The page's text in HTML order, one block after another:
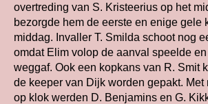
overtreding van S. Kristeerius op het
bezorgde hem de eerste en enige gele
middag. Invaller T. Smilda schoot nog
omdat Elim volop de aanval speelde
weggaf. Ook een kopkans van R. Smit
de keeper van Dijk worden gepakt. Met
op klok werden D. Benjamins en G.